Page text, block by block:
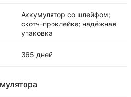
Аккумулятор со шлейфом;
скотч-проклейка; надёжная
упаковка
365 дней